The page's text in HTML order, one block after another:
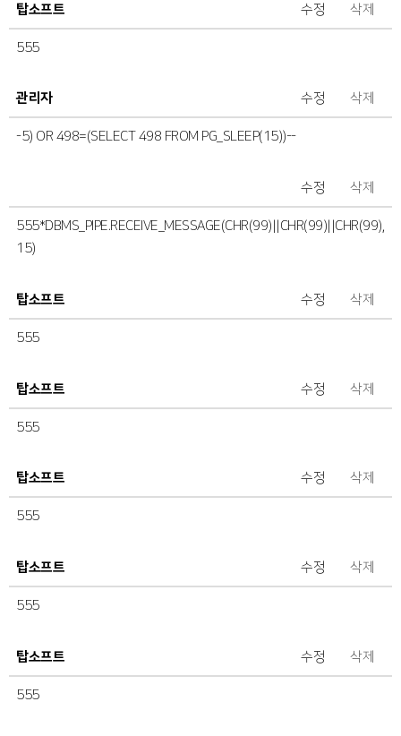
탑소프트 수정 삭제
555
관리자 수정 삭제
-5) OR 498=(SELECT 498 FROM PG_SLEEP(15))--
수정 삭제
555*DBMS_PIPE.RECEIVE_MESSAGE(CHR(99)||CHR(99)||CHR(99),
15)
탑소프트 수정 삭제
555
탑소프트 수정 삭제
555
탑소프트 수정 삭제
555
탑소프트 수정 삭제
555
탑소프트 수정 삭제
555